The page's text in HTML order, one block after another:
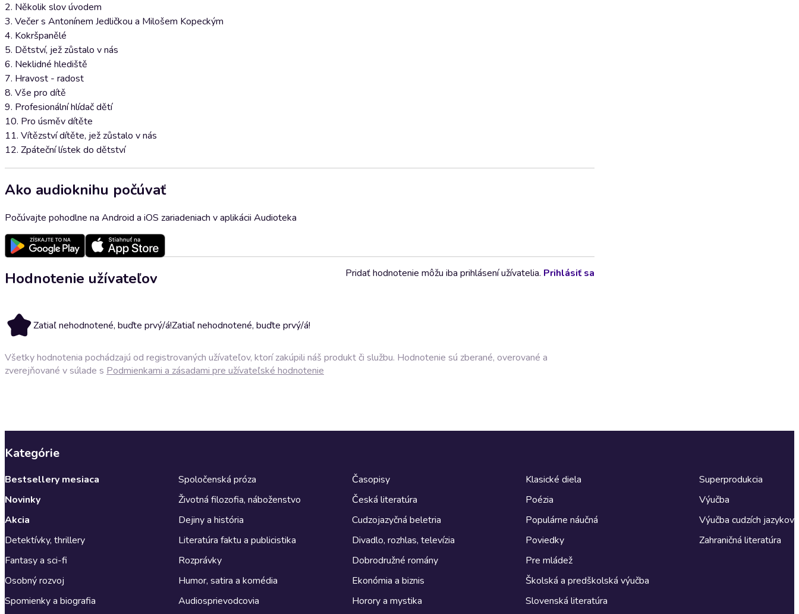
2. Několik slov úvodem
3. Večer s Antonínem Jedličkou a Milošem Kopeckým
4. Kokršpanělé
5. Dětství, jež zůstalo v nás
6. Neklidné hlediště
7. Hravost - radost
8. Vše pro dítě
9. Profesionální hlídač dětí
10. Pro úsměv dítěte
11. Vítězství dítěte, jež zůstalo v nás
12. Zpáteční lístek do dětství
Ako audioknihu počúvať
Počúvajte pohodlne na Android a iOS zariadeniach v aplikácii Audioteka
Hodnotenie užívateľov
Zatiaľ nehodnotené, buďte prvý/á!Zatiaľ nehodnotené, buďte prvý/á!
Pridať hodnotenie môžu iba prihlásení užívatelia. Prihlásiť sa
Všetky hodnotenia pochádzajú od registrovaných užívateľov, ktorí zakúpili náš produkt či službu. Hodnotenie sú zberané, overované a
zverejňované v súlade s Podmienkami a zásadami pre užívateľské hodnotenie
Kategórie
Bestsellery mesiaca
Novinky
Akcia
Detektívky, thrillery
Fantasy a sci-fi
Osobný rozvoj
Spomienky a biografia
Spoločenská próza
Životná filozofia, náboženstvo
Dejiny a história
Literatúra faktu a publicistika
Rozprávky
Humor, satira a komédia
Audiosprievodcovia
Časopisy
Česká literatúra
Cudzojazyčná beletria
Divadlo, rozhlas, televízia
Dobrodružné romány
Ekonómia a biznis
Horory a mystika
Klasické diela
Poézia
Populárne náučná
Poviedky
Pre mládež
Školská a predškolská výučba
Slovenská literatúra
Superprodukcia
Výučba
Výučba cudzích jazykov
Zahraničná literatúra